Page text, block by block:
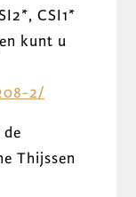
CSI1*
kunt u
2/
Thijssen